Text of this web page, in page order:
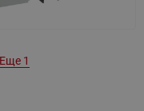
Еще 1